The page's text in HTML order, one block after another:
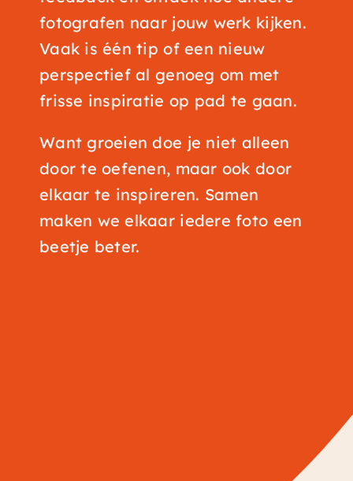
fotografen naar jouw werk kijken.
Vaak is één tip of een nieuw
perspectief al genoeg om met
frisse inspiratie op pad te gaan.
Want groeien doe je niet alleen
door te oefenen, maar ook door
elkaar te inspireren. Samen
maken we elkaar iedere foto een
beetje beter.